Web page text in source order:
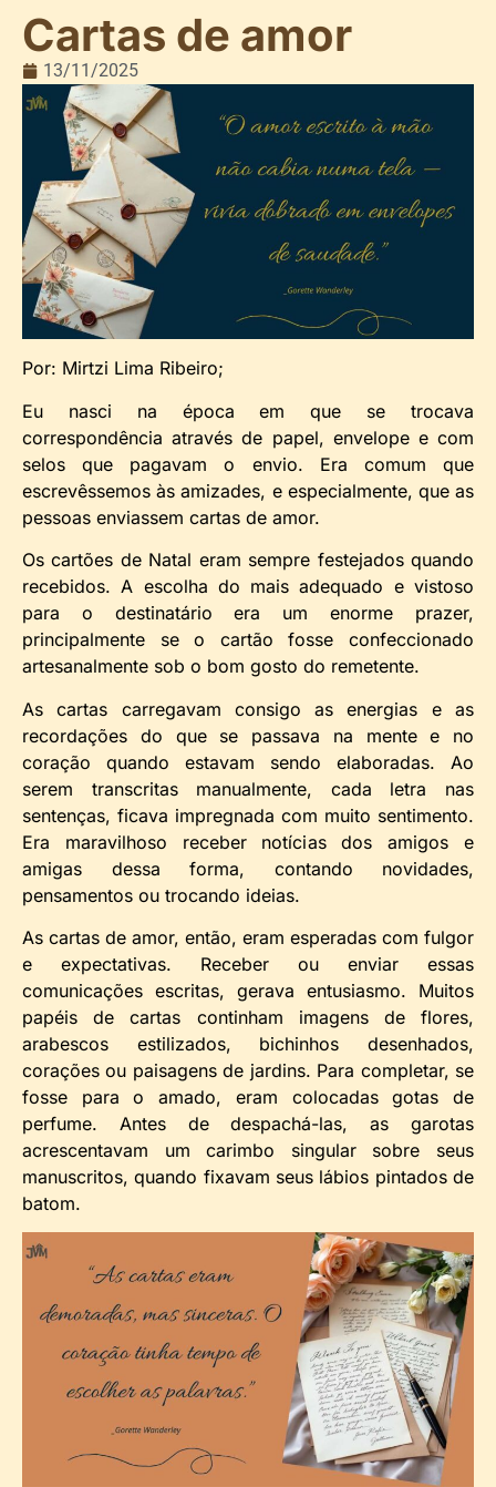
Cartas de amor
13/11/2025
Por: Mirtzi Lima Ribeiro;
Eu nasci na época em que se trocava
correspondência através de papel, envelope e com
selos que pagavam o envio. Era comum que
escrevêssemos às amizades, e especialmente, que as
pessoas enviassem cartas de amor.
Os cartões de Natal eram sempre festejados quando
recebidos. A escolha do mais adequado e vistoso
para o destinatário era um enorme prazer,
principalmente se o cartão fosse confeccionado
artesanalmente sob o bom gosto do remetente.
As cartas carregavam consigo as energias e as
recordações do que se passava na mente e no
coração quando estavam sendo elaboradas. Ao
serem transcritas manualmente, cada letra nas
sentenças, ficava impregnada com muito sentimento.
Era maravilhoso receber notícias dos amigos e
amigas dessa forma, contando novidades,
pensamentos ou trocando ideias.
As cartas de amor, então, eram esperadas com fulgor
e expectativas. Receber ou enviar essas
comunicações escritas, gerava entusiasmo. Muitos
papéis de cartas continham imagens de flores,
arabescos estilizados, bichinhos desenhados,
corações ou paisagens de jardins. Para completar, se
fosse para o amado, eram colocadas gotas de
perfume. Antes de despachá-las, as garotas
acrescentavam um carimbo singular sobre seus
manuscritos, quando fixavam seus lábios pintados de
batom.